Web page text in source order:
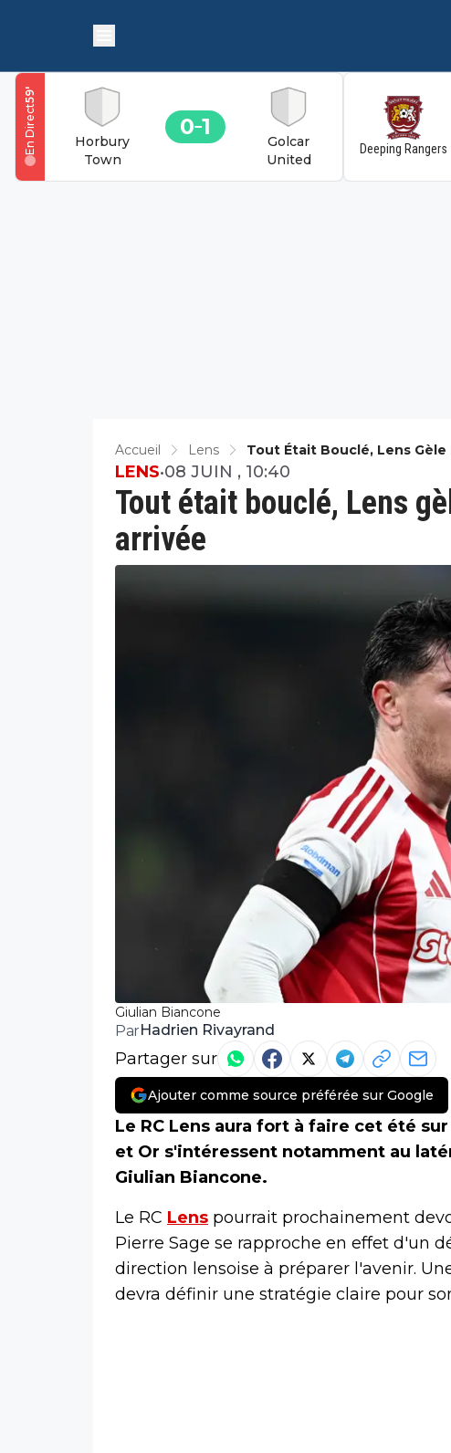
Horbury
Town
0 1
Golcar
United
59
'
En Direct Deeping Rangers
Accueil Lens Tout Était Bouclé, Lens Gèle
Giulian Biancone
Tout était bouclé, Lens
arrivée
LENS•08 JUIN , 10:40
ParHadrien Rivayrand
Partager sur
Ajouter comme source préférée sur Google
Le RC Lens aura fort à faire cet été
et Or s'intéressent notamment au
Giulian Biancone.
Le RC Lens pourrait prochainement
Pierre Sage se rapproche en effet d'un
direction lensoise à préparer l'avenir.
devra définir une stratégie claire pour